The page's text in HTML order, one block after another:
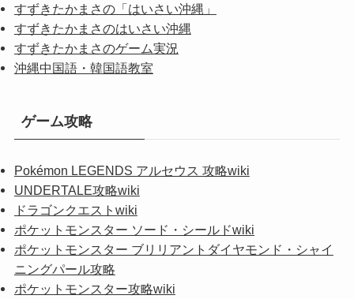
すずきたかまさの「はいさい沖縄」
すずきたかまさのはいさい沖縄
すずきたかまさのゲーム実況
沖縄中国語・韓国語教室
ゲーム攻略
Pokémon LEGENDS アルセウス 攻略wiki
UNDERTALE攻略wiki
ドラゴンクエストwiki
ポケットモンスター ソード・シールドwiki
ポケットモンスター ブリリアントダイヤモンド・シャイ
ニングパール攻略
ポケットモンスター攻略wiki